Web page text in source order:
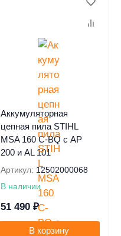
Аккумуляторная
цепная пила STIHL
MSA 160 C-BQ с AP
200 и AL 101
Артикул: 12502000068
В наличии
51 490 ₽
В корзину